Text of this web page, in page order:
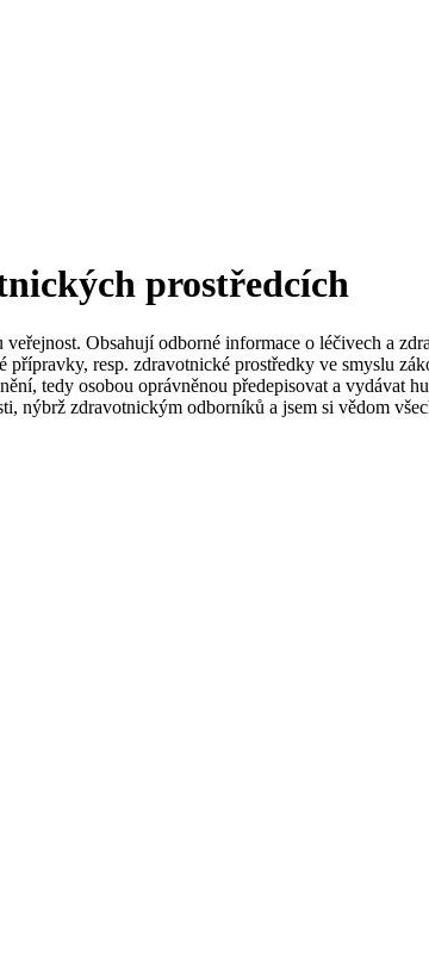
prostředcích
Obsahují odborné informace o léčivech a
resp. zdravotnické prostředky ve smyslu
tedy osobou oprávněnou předepisovat a vydávat
nýbrž zdravotnickým odborníků a jsem si vědom